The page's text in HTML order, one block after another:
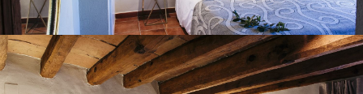
HABITACIÓ 2